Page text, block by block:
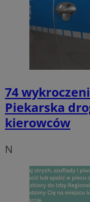
74
Piekarska
kierowców
N